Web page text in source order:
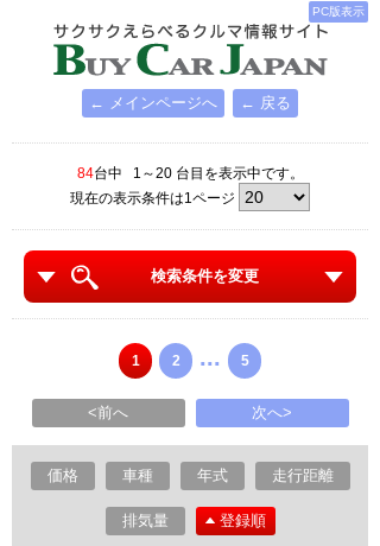
PC版表示
← メインページへ ← 戻る
84台中 1～20 台目を表示中です。
現在の表示条件は1ページ
検索条件を変更
1 2 ... 5
<前へ 次へ>
価格 車種 年式 走行距離
排気量 登録順